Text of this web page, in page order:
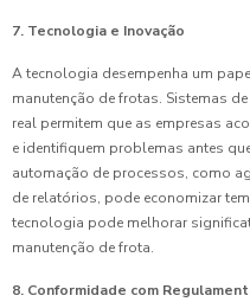
7. Tecnologia e Inovação
A tecnologia desempenha um
manutenção de frotas. Sistemas
real permitem que as empresas
e identifiquem problemas antes
automação de processos, como
de relatórios, pode economizar
tecnologia pode melhorar
manutenção de frota.
8. Conformidade com